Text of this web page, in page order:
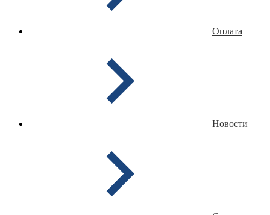
Оплата
Новости